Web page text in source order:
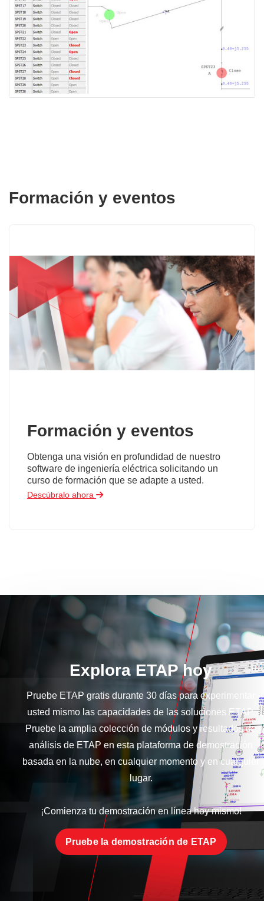
Formación y eventos
Formación y eventos
Obtenga una visión en profundidad de nuestro
software de ingeniería eléctrica solicitando un
curso de formación que se adapte a usted.
Descúbralo ahora
Explora ETAP hoy
Pruebe ETAP gratis durante 30 días para experimentar
usted mismo las capacidades de las soluciones ETAP.
Pruebe la amplia colección de módulos y resultados de
análisis de ETAP en esta plataforma de demostración
basada en la nube, en cualquier momento y en cualquier
lugar.
¡Comienza tu demostración en línea hoy mismo!
Pruebe la demostración de ETAP